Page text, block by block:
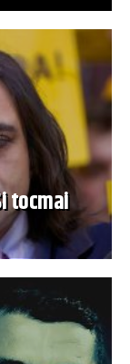
tocmai